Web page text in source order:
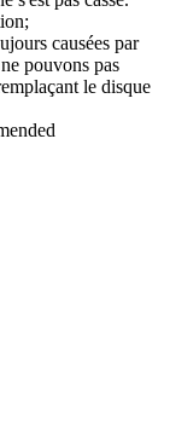
causées par
pouvons pas
le disque